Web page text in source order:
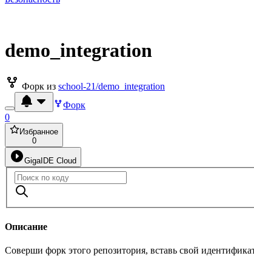
demo_integration
Форк из school-21/demo_integration
Форк
0
Избранное
0
GigaIDE Cloud
Описание
Соверши форк этого репозитория, вставь свой